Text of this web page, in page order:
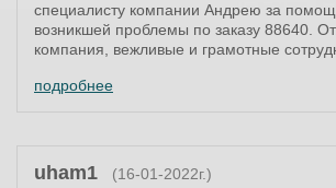
специалисту компании Андрею за
возникшей проблемы по заказу 88640.
компания, вежливые и грамотные
подробнее
uham1 (16-01-2022г.)